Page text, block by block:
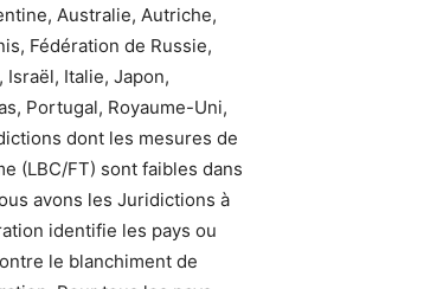
Australie, Autriche,
Fédération de Russie,
Israël, Italie, Japon,
Portugal, Royaume-Uni,
dont les mesures de
(LBC/FT) sont faibles dans
avons les Juridictions à
identifie les pays ou
le blanchiment de